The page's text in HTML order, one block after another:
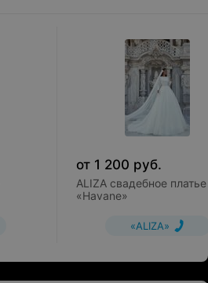
от 1 200 руб.
ALIZA свадебное платье
«Havane»
«ALIZA»